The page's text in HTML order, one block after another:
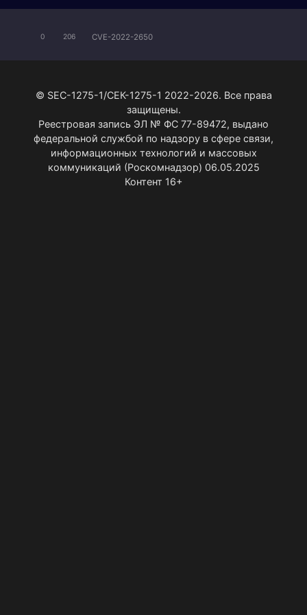
0 206 CVE-2022-2650
© SEC-1275-1/СЕК-1275-1 2022-2026. Все права
защищены.
Реестровая запись ЭЛ № ФС 77-89472, выдано
федеральной службой по надзору в сфере связи,
информационных технологий и массовых
коммуникаций (Роскомнадзор) 06.05.2025
Контент 16+